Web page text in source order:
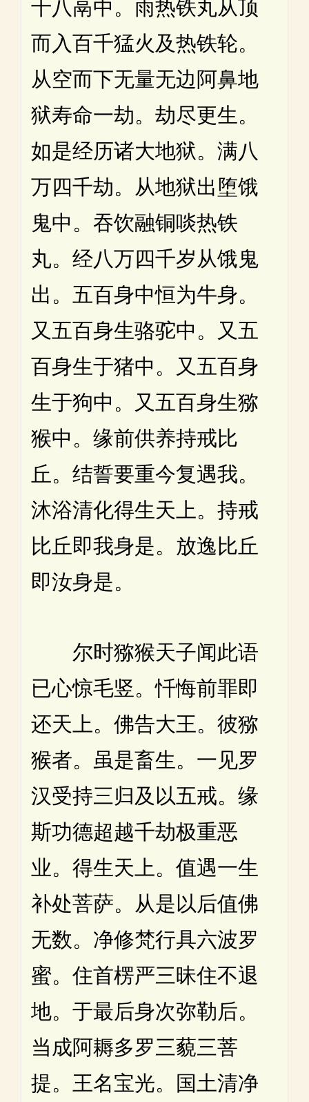
十八鬲中。雨热铁丸从顶
而入百千猛火及热铁轮。
从空而下无量无边阿鼻地
狱寿命一劫。劫尽更生。
如是经历诸大地狱。满八
万四千劫。从地狱出堕饿
鬼中。吞饮融铜啖热铁
丸。经八万四千岁从饿鬼
出。五百身中恒为牛身。
又五百身生骆驼中。又五
百身生于猪中。又五百身
生于狗中。又五百身生猕
猴中。缘前供养持戒比
丘。结誓要重今复遇我。
沐浴清化得生天上。持戒
比丘即我身是。放逸比丘
即汝身是。
尔时猕猴天子闻此语
已心惊毛竖。忏悔前罪即
还天上。佛告大王。彼猕
猴者。虽是畜生。一见罗
汉受持三归及以五戒。缘
斯功德超越千劫极重恶
业。得生天上。值遇一生
补处菩萨。从是以后值佛
无数。净修梵行具六波罗
蜜。住首楞严三昧住不退
地。于最后身次弥勒后。
当成阿耨多罗三藐三菩
提。王名宝光。国土清净